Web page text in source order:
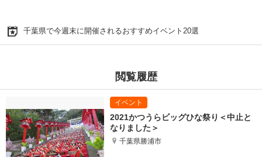
千葉県で今週末に開催されるおすすめイベント20選
閲覧履歴
2021かつうらビッグひな祭り＜中止と
なりました＞
千葉県勝浦市